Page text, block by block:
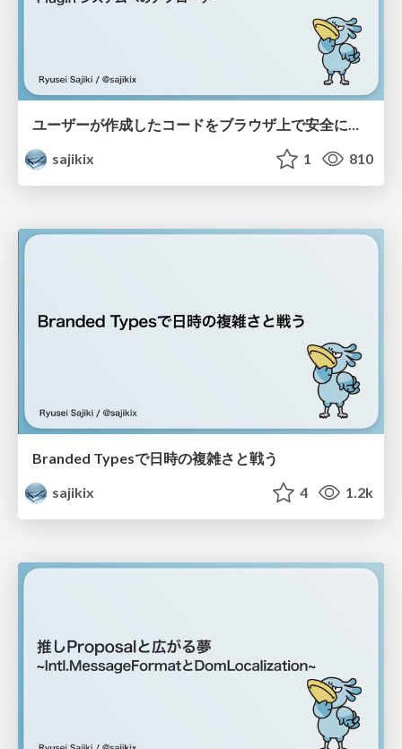
ユーザーが作成したコードをブラウザ上で安全に実行できる Plugin システムへのアプローチ
sajikix
1 810
Branded Typesで日時の複雑さと戦う
sajikix
4 1.2k